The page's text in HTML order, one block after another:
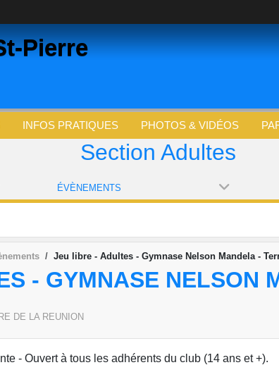
Pierre
INFOS PRATIQUES PHOTOS & VIDÉOS
Section Adultes
ÉVÈNEMENTS
Jeu libre - Adultes - Gymnase Nelson Mandela -
- GYMNASE NELSON
DE LA REUNION
- Ouvert à tous les adhérents du club (14 ans et +).